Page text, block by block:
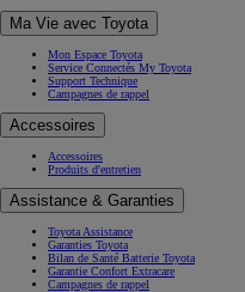
Ma Vie avec Toyota
Mon Espace Toyota
Service Connectés My Toyota
Support Technique
Campagnes de rappel
Accessoires
Accessoires
Produits d'entretien
Assistance & Garanties
Toyota Assistance
Garanties Toyota
Bilan de Santé Batterie Toyota
Garantie Confort Extracare
Campagnes de rappel